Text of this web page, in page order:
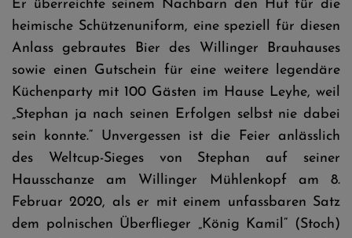
Er überreichte seinem Nachbarn den Hut für die
heimische Schützenuniform, eine speziell für diesen
Anlass gebrautes Bier des Willinger Brauhauses
sowie einen Gutschein für eine weitere legendäre
Küchenparty mit 100 Gästen im Hause Leyhe, weil
„Stephan ja nach seinen Erfolgen selbst nie dabei
sein konnte.“ Unvergessen ist die Feier anlässlich
des Weltcup-Sieges von Stephan auf seiner
Hausschanze am Willinger Mühlenkopf am 8.
Februar 2020, als er mit einem unfassbaren Satz
dem polnischen Überflieger „König Kamil“ (Stoch)